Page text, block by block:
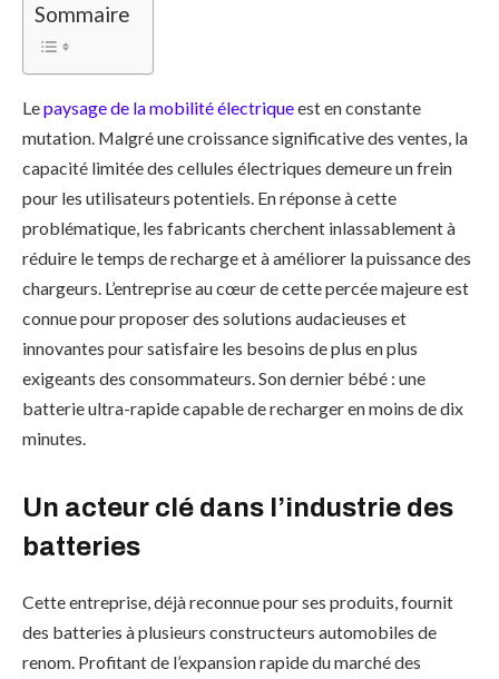
Sommaire
Lepaysage de la mobilité électriqueest en constante
mutation. Malgré une croissance significative des ventes, la
capacité limitée des cellules électriques demeure un frein
pour les utilisateurs potentiels. En réponse à cette
problématique, les fabricants cherchent inlassablement à
réduire le temps de recharge et à améliorer la puissance des
chargeurs. L’entreprise au cœur de cette percée majeure est
connue pour proposer des solutions audacieuses et
innovantes pour satisfaire les besoins de plus en plus
exigeants des consommateurs. Son dernier bébé : une
batterie ultra-rapide capable de recharger en moins de dix
minutes.
Un acteur clé dans l’industrie des
batteries
Cette entreprise, déjà reconnue pour ses produits, fournit
des batteries à plusieurs constructeurs automobiles de
renom. Profitant de l’expansion rapide du marché des